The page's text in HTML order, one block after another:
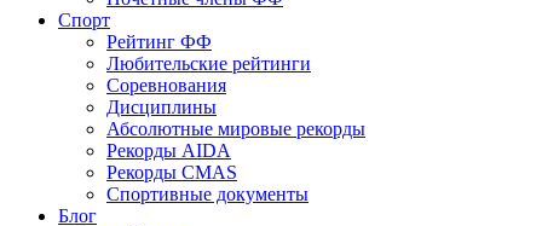
Спорт
Рейтинг ФФ
Любительские рейтинги
Соревнования
Дисциплины
Абсолютные мировые рекорды
Рекорды AIDA
Рекорды CMAS
Спортивные документы
Блог